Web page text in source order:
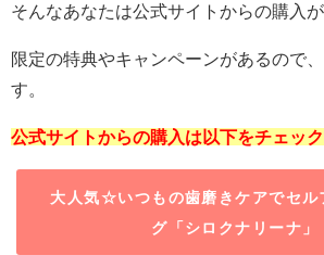
そんなあなたは公式サイトからの購入が
限定の特典やキャンペーンがあるので
す。
公式サイトからの購入は以下をチェック
大人気☆いつもの歯磨きケアでセル
グ「シロクナリーナ」